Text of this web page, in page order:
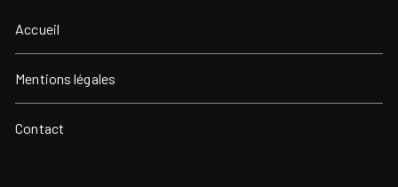
Accueil
Mentions légales
Contact